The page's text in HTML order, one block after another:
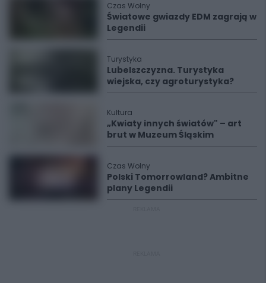
Czas Wolny
Światowe gwiazdy EDM zagrają w
Legendii
Turystyka
Lubelszczyzna. Turystyka
wiejska, czy agroturystyka?
Kultura
„Kwiaty innych światów" – art
brut w Muzeum Śląskim
Czas Wolny
Polski Tomorrowland? Ambitne
plany Legendii